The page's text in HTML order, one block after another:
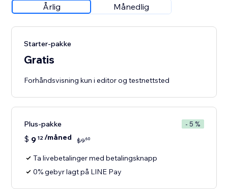
Årlig Månedlig
Starter-pakke
Gratis
Forhåndsvisning kun i editor og testnettsted
Plus-pakke - 5 %
$ 9 12/måned $960
Ta livebetalinger med betalingsknapp
0% gebyr lagt på LINE Pay